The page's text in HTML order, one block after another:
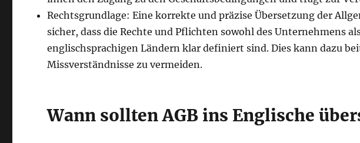
Rechtsgrundlage: Eine korrekte und präzise Übersetzung der
sicher, dass die Rechte und Pflichten sowohl des Unternehmens
englischsprachigen Ländern klar definiert sind. Dies kann dazu
Missverständnisse zu vermeiden.
Wann sollten AGB ins Englische